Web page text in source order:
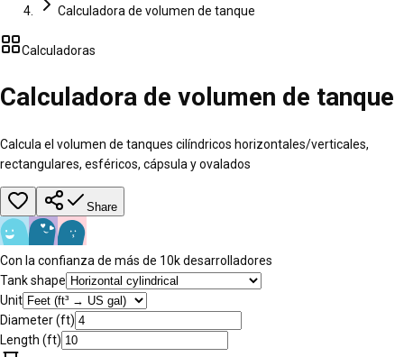
Calculadora de volumen de tanque
Calculadoras
Calculadora de volumen de tanque
Calcula el volumen de tanques cilíndricos horizontales/verticales,
rectangulares, esféricos, cápsula y ovalados
Share
Con la confianza de más de 10k desarrolladores
Tank shape
Unit
Diameter(ft)
Length (ft)